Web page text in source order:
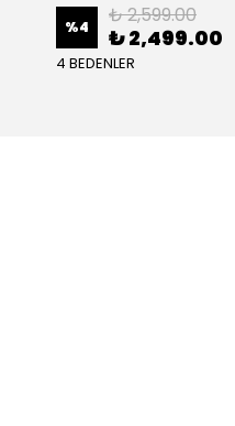
%4 ₺ 2,599.00
₺ 2,499.00
4 BEDENLER